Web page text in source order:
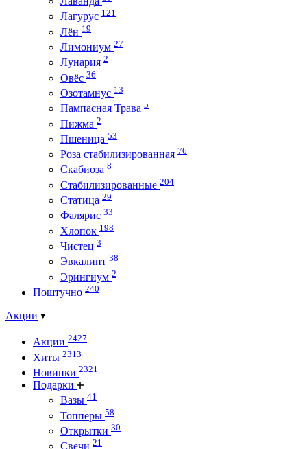
Лагурус 121
Лён 19
Лимониум 27
Лунария 2
Овёс 36
Озотамнус 13
Пампасная Трава 5
Пижма 2
Пшеница 53
Роза стабилизированная 76
Скабиоза 8
Стабилизированные 204
Статица 29
Фалярис 33
Хлопок 198
Чистец 3
Эвкалипт 38
Эрингиум 2
Поштучно 240
Акции
Акции 2427
Хиты 2313
Новинки 2321
Подарки
Вазы 41
Топперы 58
Открытки 30
Свечи 21